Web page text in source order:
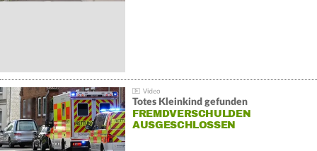
Totes Kleinkind gefunden
FREMDVERSCHULDEN
AUSGESCHLOSSEN